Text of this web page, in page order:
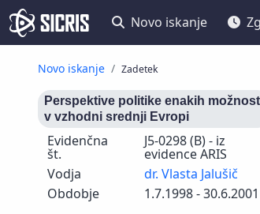
Novo iskanje
Novo iskanje Zadetek
Perspektive politike enakih
v vzhodni srednji Evropi
Evidenčna
št.
J5-0298 (B) - iz
evidence ARIS
Vodja
dr. Vlasta Jalušič
Obdobje
1.7.1998 - 30.6.2001